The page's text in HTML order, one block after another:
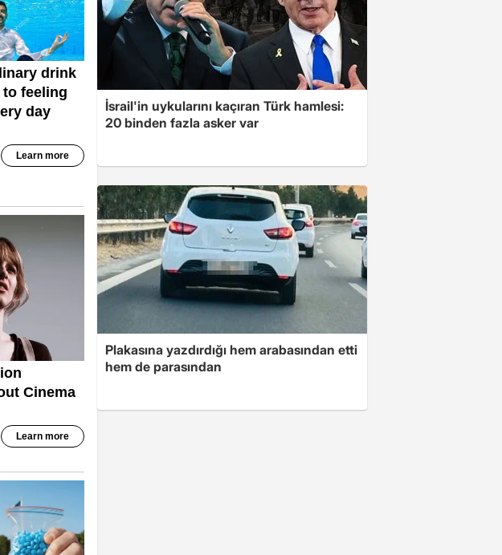
İsrail'in uykularını kaçıran Türk hamlesi:
20 binden fazla asker var
Plakasına yazdırdığı hem arabasından etti
hem de parasından